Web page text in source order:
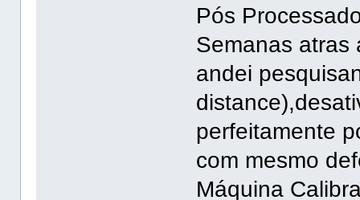
Pós
Semanas atras
andei
perfeitamente
com mesmo
Máquina